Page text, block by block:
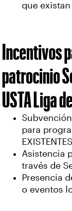
que
Incentivos
patrocinio
USTA Liga
para
EXISTENTES
Asistencia
través de
Presencia
o eventos